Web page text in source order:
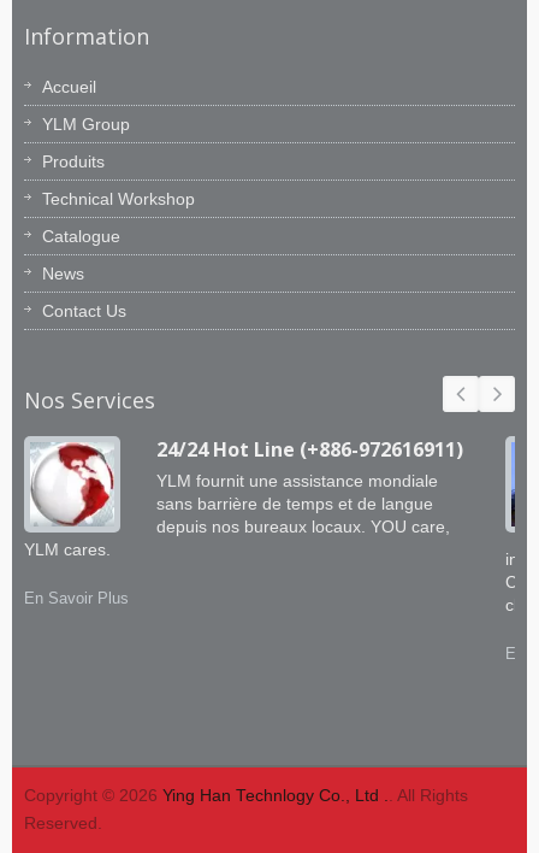
Information
Accueil
YLM Group
Produits
Technical Workshop
Catalogue
News
Contact Us
Nos Services
24/24 Hot Line (+886-972616911)
YLM fournit une assistance mondiale
sans barrière de temps et de langue
depuis nos bureaux locaux. YOU care,
YLM cares.
En Savoir Plus
En
Copyright © 2026 Ying Han Technlogy Co., Ltd .. All Rights
Reserved.